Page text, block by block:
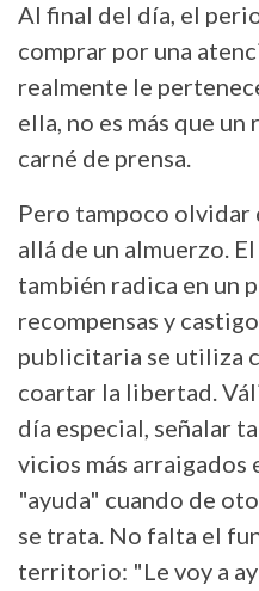
Al final del día, el
comprar por una
realmente le
ella, no es más que
carné de prensa.
Pero tampoco olvidar
allá de un almuerzo.
también radica en un
recompensas y
publicitaria se utiliza
coartar la libertad.
día especial, señalar
vicios más arraigados
"ayuda" cuando de
se trata. No falta el
territorio: "Le voy a